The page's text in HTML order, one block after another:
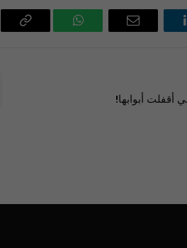
البريد
واتساب
Copy
أقفلت أبوابها!